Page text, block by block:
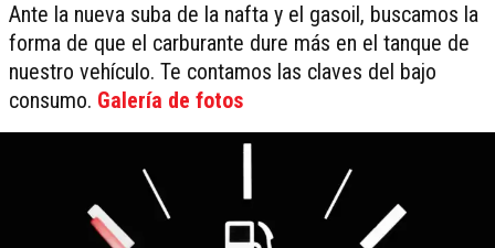
Ante la nueva suba de la nafta y el gasoil, buscamos la
forma de que el carburante dure más en el tanque de
nuestro vehículo. Te contamos las claves del bajo
consumo. Galería de fotos